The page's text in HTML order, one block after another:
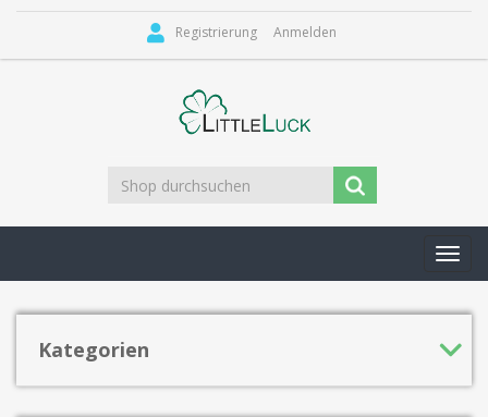
Registrierung Anmelden
Kategorien